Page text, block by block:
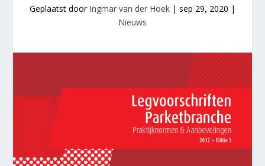
Geplaatst door Ingmar van der Hoek | sep 29, 2020 |
Nieuws